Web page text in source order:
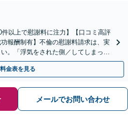
以上で慰謝料に注力】【口コミ高評
報酬制有】不倫の慰謝料請求は、実
。「浮気をされた側／してしまった
料金表を見る
メールでお問い合わせ